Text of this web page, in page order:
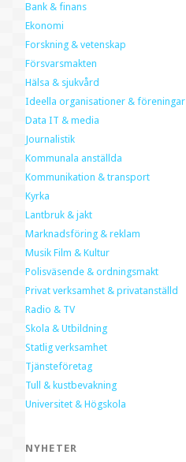
Bank & finans
Ekonomi
Forskning & vetenskap
Försvarsmakten
Hälsa & sjukvård
Ideella organisationer & föreningar
Data IT & media
Journalistik
Kommunala anställda
Kommunikation & transport
Kyrka
Lantbruk & jakt
Marknadsföring & reklam
Musik Film & Kultur
Polisväsende & ordningsmakt
Privat verksamhet & privatanställd
Radio & TV
Skola & Utbildning
Statlig verksamhet
Tjänsteföretag
Tull & kustbevakning
Universitet & Högskola
NYHETER